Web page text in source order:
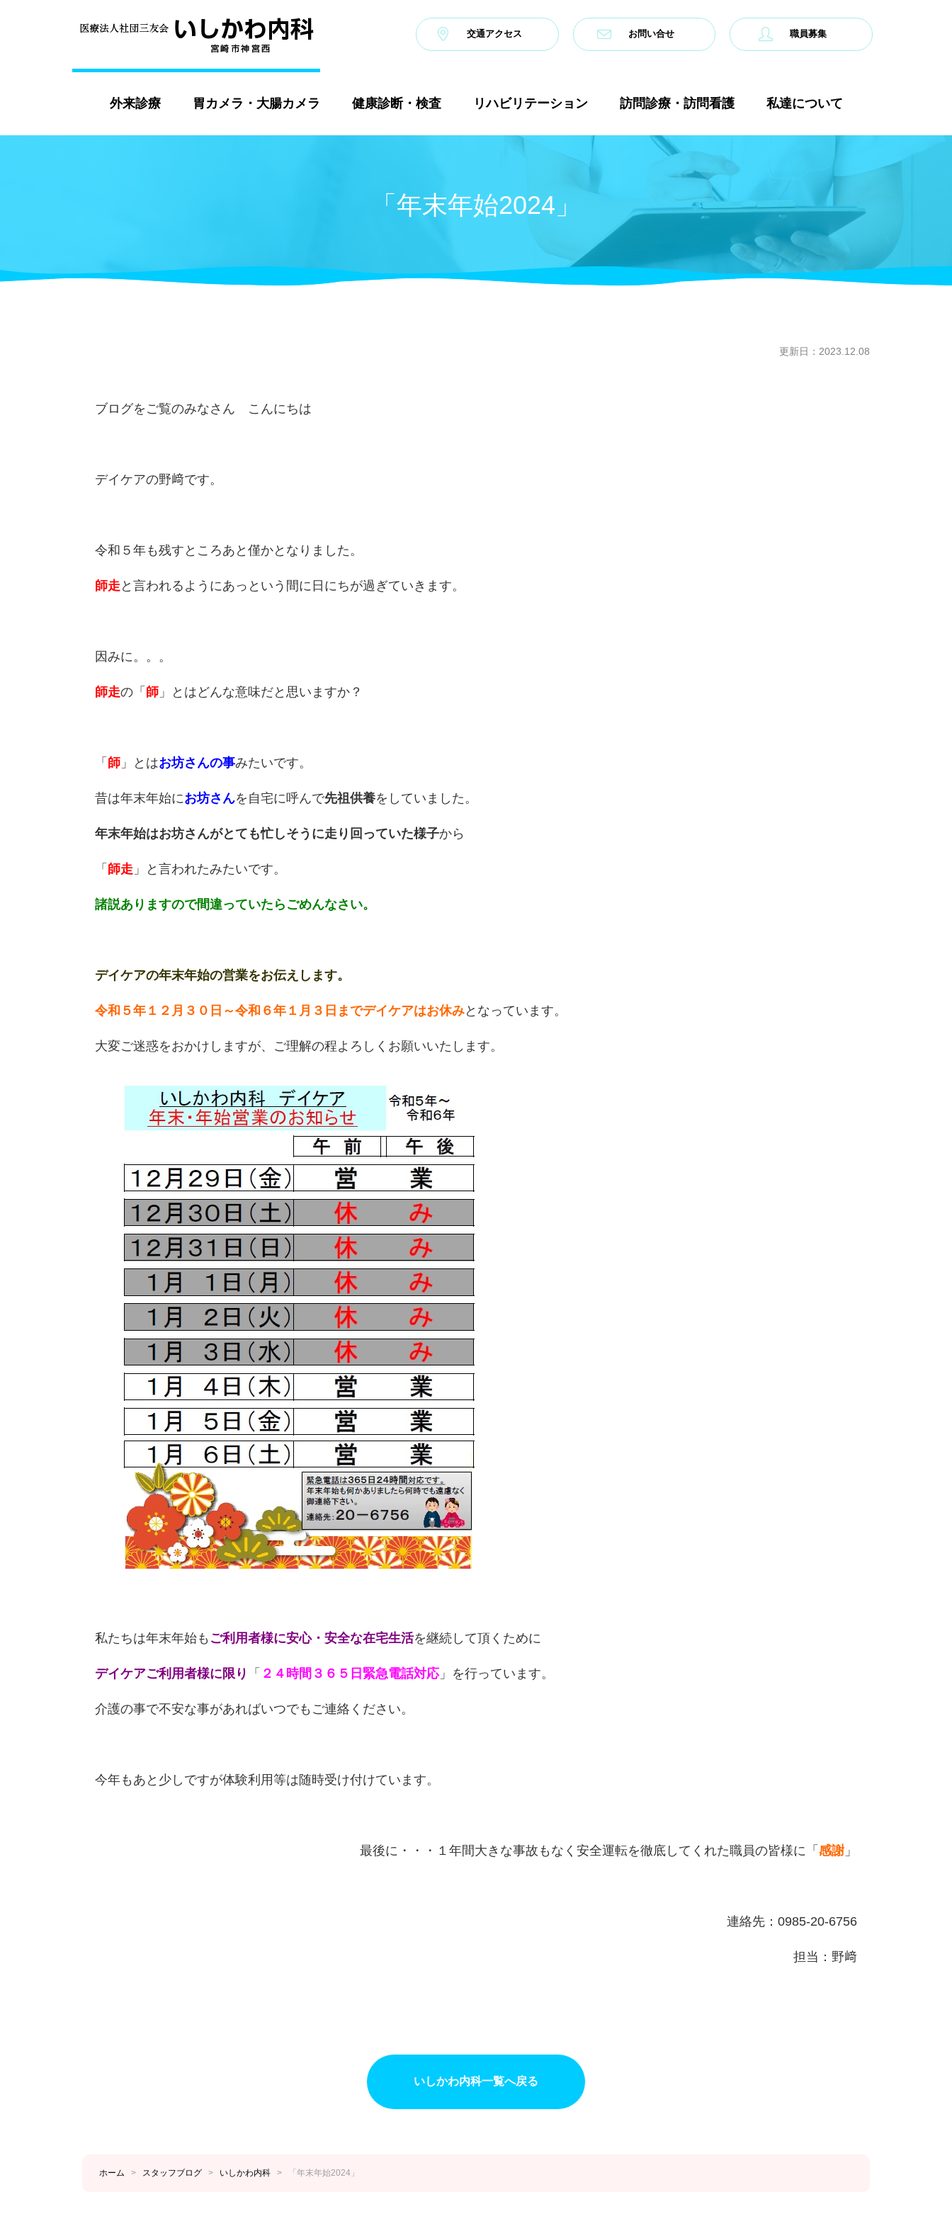
交通アクセス お問い合せ 職員募集
外来診療 胃カメラ・大腸カメラ 健康診断・検査 リハビリテーション 訪問診療・訪問看護 私達について
「年末年始2024」
更新日：2023.12.08
ブログをご覧のみなさん こんにちは
デイケアの野﨑です。
令和５年も残すところあと僅かとなりました。
師走と言われるようにあっという間に日にちが過ぎていきます。
因みに。。。
師走の「 師」とはどんな意味だと思いますか？
「 師」とはお坊さんの事みたいです。
昔は年末年始にお坊さんを自宅に呼んで先祖供養をしていました。
年末年始はお坊さんがとても忙しそうに走り回っていた様子から
「 師走」と言われたみたいです。
諸説ありますので間違っていたらごめんなさい。
デイケアの年末年始の営業をお伝えします。
令和５年１２月３０日～令和６年１月３日までデイケアはお休みとなっています。
大変ご迷惑をおかけしますが、ご理解の程よろしくお願いいたします。
私たちは年末年始も ご利用者様に安心・安全な在宅生活を継続して頂くために
デイケアご利用者様に限り 「 ２４時間３６５日緊急電話対応」を行っています。
介護の事で不安な事があればいつでもご連絡ください。
今年もあと少しですが体験利用等は随時受け付けています。
最後に・・・１年間大きな事故もなく安全運転を徹底してくれた職員の皆様に「感謝 」
連絡先：0985-20-6756
担当：野﨑
いしかわ内科一覧へ戻る
ホーム > スタッフブログ > いしかわ内科 > 「年末年始2024」